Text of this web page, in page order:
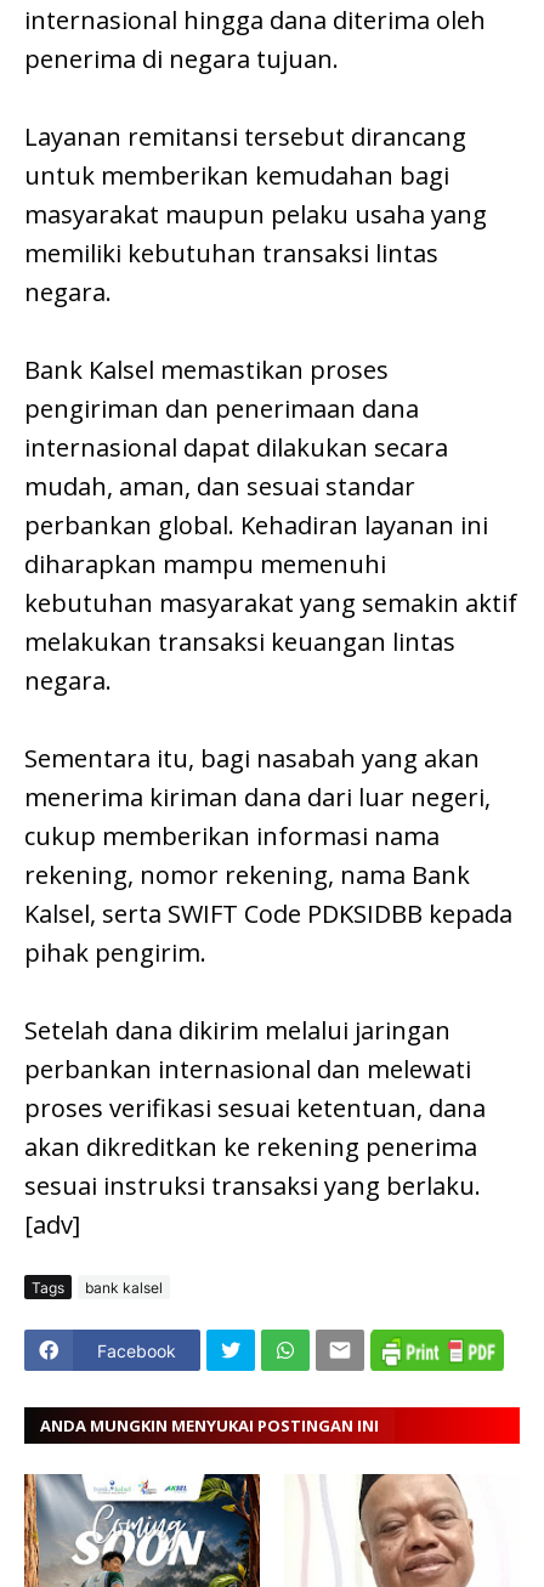
internasional hingga dana diterima oleh
penerima di negara tujuan.
Layanan remitansi tersebut dirancang
untuk memberikan kemudahan bagi
masyarakat maupun pelaku usaha yang
memiliki kebutuhan transaksi lintas
negara.
Bank Kalsel memastikan proses
pengiriman dan penerimaan dana
internasional dapat dilakukan secara
mudah, aman, dan sesuai standar
perbankan global. Kehadiran layanan ini
diharapkan mampu memenuhi
kebutuhan masyarakat yang semakin aktif
melakukan transaksi keuangan lintas
negara.
Sementara itu, bagi nasabah yang akan
menerima kiriman dana dari luar negeri,
cukup memberikan informasi nama
rekening, nomor rekening, nama Bank
Kalsel, serta SWIFT Code PDKSIDBB kepada
pihak pengirim.
Setelah dana dikirim melalui jaringan
perbankan internasional dan melewati
proses verifikasi sesuai ketentuan, dana
akan dikreditkan ke rekening penerima
sesuai instruksi transaksi yang berlaku.
[adv]
Tags bank kalsel
Facebook
ANDA MUNGKIN MENYUKAI POSTINGAN INI